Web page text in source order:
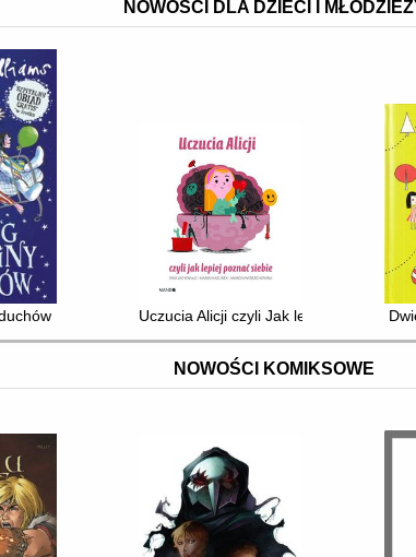
NOWOŚCI DLA DZIECI I
Uczucia Alicji czyli Jak lepiej poznać
NOWOŚCI KOMIKSOWE